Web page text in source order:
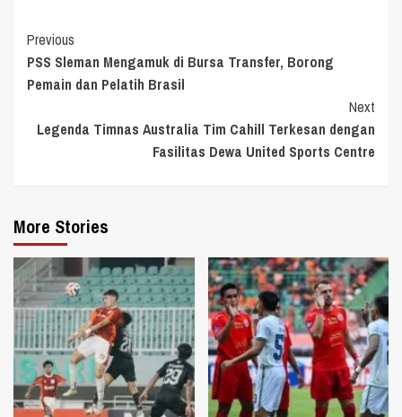
Continue
Reading
Previous
PSS Sleman Mengamuk di Bursa Transfer, Borong
Pemain dan Pelatih Brasil
Next
Legenda Timnas Australia Tim Cahill Terkesan dengan
Fasilitas Dewa United Sports Centre
More Stories